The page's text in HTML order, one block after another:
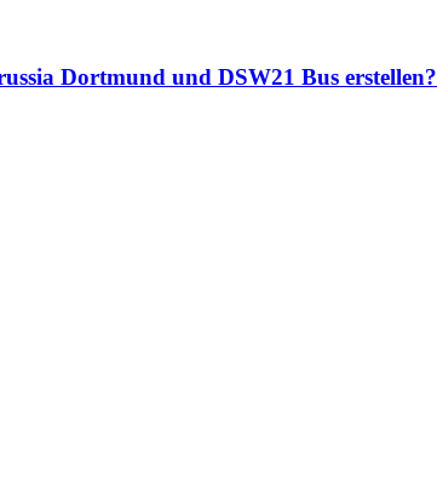
Dortmund und DSW21 Bus erstellen?